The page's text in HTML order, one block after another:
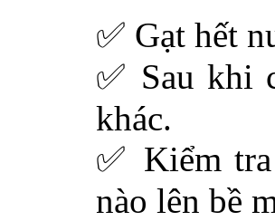
✅ Gạt hết
✅ Sau khi
khác.
✅ Kiểm
nào lên bề